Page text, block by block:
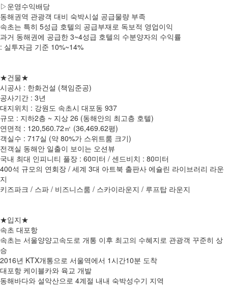
▷운영수익배당
동해권역 관광객 대비 숙박시설 공급물량 부족
속초는 특히 5성급 호텔의 공급부재로 독보적 영업이익
과거 동해권에 공급한 3~4성급 호텔의 수분양자의 수익률
: 실투자금 기준 10%~14%
★건물★
시공사 : 한화건설 (책임준공)
공사기간 : 3년
대지위치 : 강원도 속초시 대포동 937
규모 : 지하2층 ~ 지상 26 (동해안의 최고층 호텔)
연면적 : 120,560.72㎡ (36,469.62평)
객실수 : 717실 (약 80%가 스위트룸 크기)
전객실 동해안 일출이 보이는 오션뷰
국내 최대 인피니티 풀장 : 60미터 / 센드비치 : 80미터
400석 규모의 연회장 / 세계 3대 아트북 출판사 에슐린 라이브러리 라운
지
키즈파크 / 스파 / 비즈니스룸 / 스카이라운지 / 루프탑 라운지
★입지★
속초 대포항
속초는 서울양양고속도로 개통 이후 최고의 수혜지로 관광객 꾸준히 상
승
2016년 KTX개통으로 서울역에서 1시간10분 도착
대포항 케이블카와 육교 개발
동해바다와 설악산으로 4계절 내내 숙박성수기 지역